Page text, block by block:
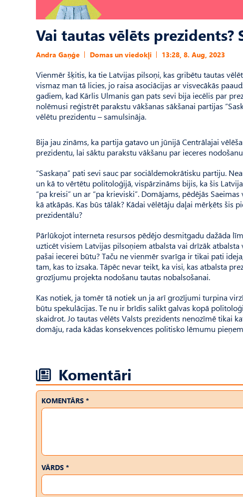
Vai tautas vēlēts prezidents?
Andra Gaņģe Domas un viedokļi 13:28, 8. Aug, 2023
Vienmēr šķitis, ka tie Latvijas pilsoņi, kas gribētu tautas
vismaz man tā licies, jo raisa asociācijas ar visvecākās
gadiem, kad Kārlis Ulmanis gan pats sevi bija iecēlis par
nolēmusi reģistrēt parakstu vākšanas sākšanai partijas
vēlētu prezidentu – samulsināja.
Bija jau zināms, ka partija gatavo un jūnijā Centrālajai
prezidentu, lai sāktu parakstu vākšanu par ieceres
“Saskaņa” pati sevi sauc par sociāldemokrātisku partiju.
un kā to vērtētu politoloģijā, vispārzināms bijis, ka šis
“pa kreisi” un ar “pa krieviski”. Domājams, pēdējās
kā atkāpās. Kas būs tālāk? Kādai vēlētāju daļai mērķēts
prezidentālu?
Pārlūkojot interneta resursos pēdējo desmitgadu dažāda
uzticēt visiem Latvijas pilsoņiem atbalsta vai drīzāk
pašai iecerei būtu? Taču ne vienmēr svarīga ir tikai pati
tam, kas to izsaka. Tāpēc nevar teikt, ka visi, kas atbalsta
grozījumu projekta nodošanu tautas nobalsošanai.
Kas notiek, ja tomēr tā notiek un ja arī grozījumi turpina
būtu spekulācijas. Te nu ir brīdis salikt galvas kopā
skaidrot. Jo tautas vēlēts Valsts prezidents nenozīmē tikai
domāju, rada kādas konsekvences politisko lēmumu
Komentāri
KOMENTĀRS *
VĀRDS *